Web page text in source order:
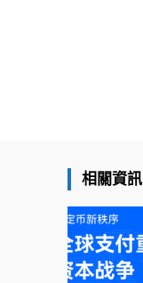
相關資訊